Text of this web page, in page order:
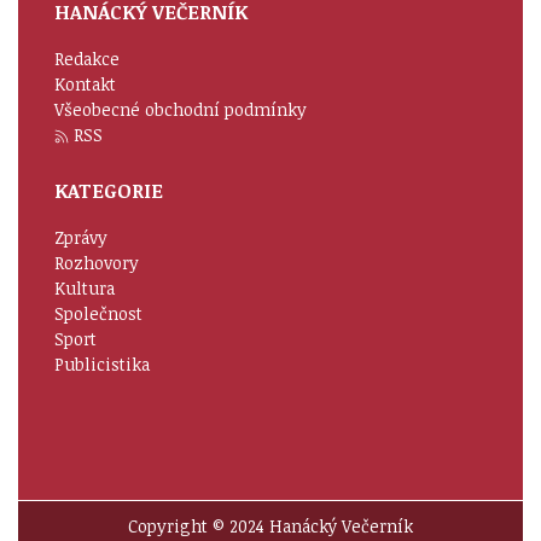
HANÁCKÝ VEČERNÍK
Redakce
Kontakt
Všeobecné obchodní podmínky
RSS
KATEGORIE
Zprávy
Rozhovory
Kultura
Společnost
Sport
Publicistika
Copyright © 2024 Hanácký Večerník